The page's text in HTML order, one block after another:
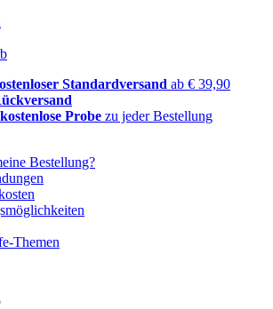
Standardversand ab € 39,90
Probe zu jeder Bestellung
Bestellung?
Themen